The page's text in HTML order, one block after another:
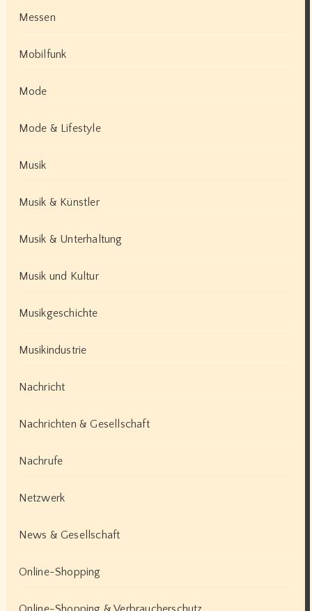
Messen
Mobilfunk
Mode
Mode & Lifestyle
Musik
Musik & Künstler
Musik & Unterhaltung
Musik und Kultur
Musikgeschichte
Musikindustrie
Nachricht
Nachrichten & Gesellschaft
Nachrufe
Netzwerk
News & Gesellschaft
Online-Shopping